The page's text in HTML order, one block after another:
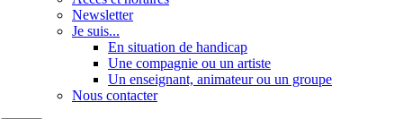
Newsletter
Je suis...
En situation de handicap
Une compagnie ou un artiste
Un enseignant, animateur ou un groupe
Nous contacter